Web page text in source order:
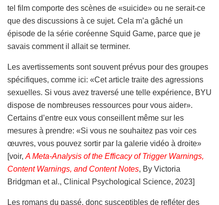
tel film comporte des scènes de «suicide» ou ne serait-ce
que des discussions à ce sujet. Cela m’a gâché un
épisode de la série coréenne Squid Game, parce que je
savais comment il allait se terminer.
Les avertissements sont souvent prévus pour des groupes
spécifiques, comme ici: «Cet article traite des agressions
sexuelles. Si vous avez traversé une telle expérience, BYU
dispose de nombreuses ressources pour vous aider».
Certains d’entre eux vous conseillent même sur les
mesures à prendre: «Si vous ne souhaitez pas voir ces
œuvres, vous pouvez sortir par la galerie vidéo à droite»
[voir, A Meta-Analysis of the Efficacy of Trigger Warnings,
Content Warnings, and Content Notes, By Victoria
Bridgman et al., Clinical Psychological Science, 2023]
Les romans du passé, donc susceptibles de refléter des